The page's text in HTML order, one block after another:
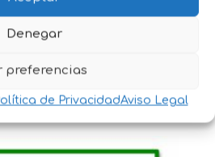
Denegar
preferencias
de PrivacidadAviso Legal
MADERA 2 AGUAS
208,45 €Rango
precios:
desde
IVA incluido